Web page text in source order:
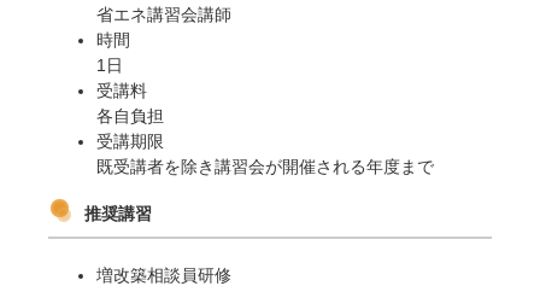
省エネ講習会講師
時間
1日
受講料
各自負担
受講期限
既受講者を除き講習会が開催される年度まで
推奨講習
増改築相談員研修